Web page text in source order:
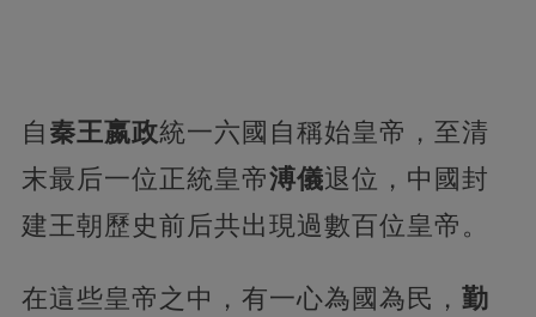
自 秦王嬴政統一六國自稱始皇帝，至清
末最后一位正統皇帝溥儀退位，中國封
建王朝歷史前后共出現過數百位皇帝。
在這些皇帝之中，有一心為國為民， 勤